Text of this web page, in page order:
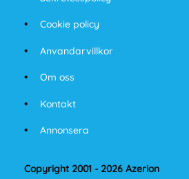
Cookie policy
Anvandarvillkor
Om oss
Kontakt
Annonsera
Copyright 2001 - 2026 Azerion